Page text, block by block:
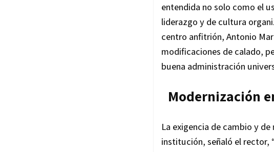
entendida no solo como el
liderazgo y de cultura
centro anfitrión, Antonio
modificaciones de calado,
buena administración
Modernización
La exigencia de cambio y
institución, señaló el rector,